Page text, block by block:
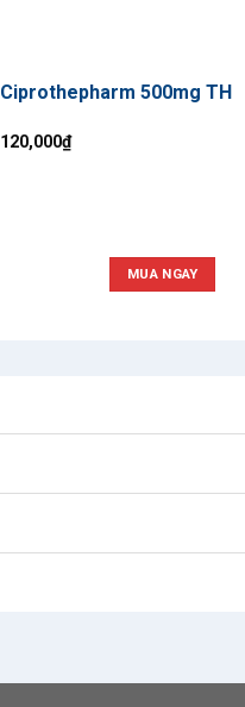
Ciprothepharm 500mg TH
120,000₫
MUA NGAY